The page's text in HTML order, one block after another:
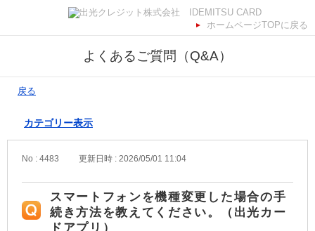
ホームページTOPに戻る
よくあるご質問（Q&A）
戻る
カテゴリー表示
No : 4483 更新日時 : 2026/05/01 11:04
スマートフォンを機種変更した場合の手
続き方法を教えてください。（出光カー
ドアプリ）